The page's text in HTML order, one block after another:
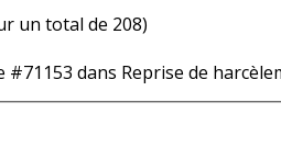
un total de 208)
#71153 dans Reprise de